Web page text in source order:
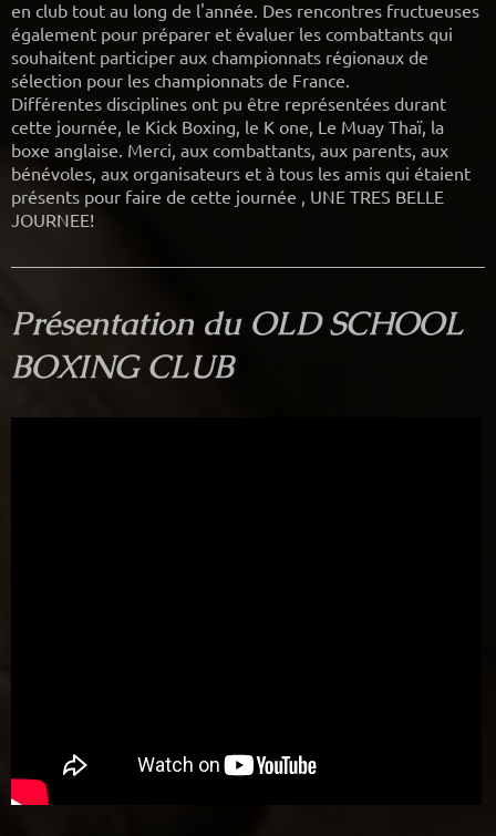
en club tout au long de l'année. Des rencontres fructueuses
également pour préparer et évaluer les combattants qui
souhaitent participer aux championnats régionaux de
sélection pour les championnats de France.
Différentes disciplines ont pu être représentées durant
cette journée, le Kick Boxing, le K one, Le Muay Thaï, la
boxe anglaise. Merci, aux combattants, aux parents, aux
bénévoles, aux organisateurs et à tous les amis qui étaient
présents pour faire de cette journée , UNE TRES BELLE
JOURNEE!
Présentation du OLD SCHOOL
BOXING CLUB